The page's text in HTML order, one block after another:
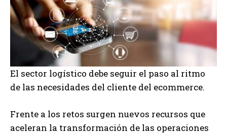
El sector logístico debe seguir el paso al ritmo
de las necesidades del cliente del ecommerce.
Frente a los retos surgen nuevos recursos que
aceleran la transformación de las operaciones